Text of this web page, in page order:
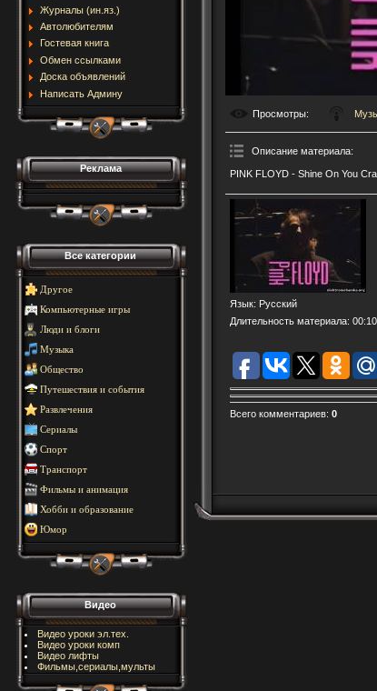
Журналы (ин.яз.)
Автолюбителям
Гостевая книга
Обмен ссылками
Доска объявлений
Написать Админу
Реклама
Все категории
Другое
Компьютерные игры
Люди и блоги
Музыка
Общество
Путешествия и события
Развлечения
Сериалы
Спорт
Транспорт
Фильмы и анимация
Хобби и образование
Юмор
Видео
Видео уроки эл.тех.
Видео уроки комп
Видео лифты
Фильмы,сериалы,мульты
Просмотры:
Описание материала:
PINK FLOYD - Shine On You
Язык: Русский
Длительность материала:
Всего комментариев: 0